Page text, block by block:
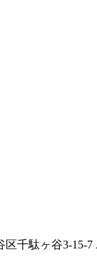
区千駄ヶ谷3-15-